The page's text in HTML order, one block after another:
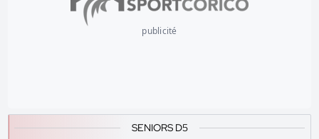
publicité
SENIORS D5